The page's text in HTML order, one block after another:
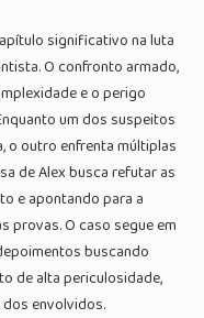
significativo na luta
O confronto armado,
e o perigo
um dos suspeitos
o outro enfrenta múltiplas
de Alex busca refutar as
e apontando para a
provas. O caso segue em
buscando
de alta periculosidade,
envolvidos.